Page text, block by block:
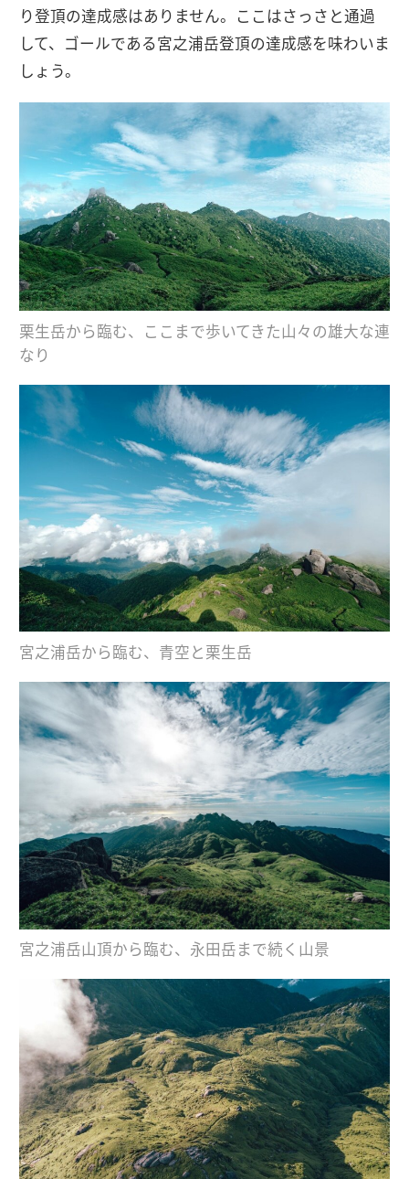
り登頂の達成感はありません。ここはさっさと通過
して、ゴールである宮之浦岳登頂の達成感を味わいま
しょう。
栗生岳から臨む、ここまで歩いてきた山々の雄大な連
なり
宮之浦岳から臨む、青空と栗生岳
宮之浦岳山頂から臨む、永田岳まで続く山景